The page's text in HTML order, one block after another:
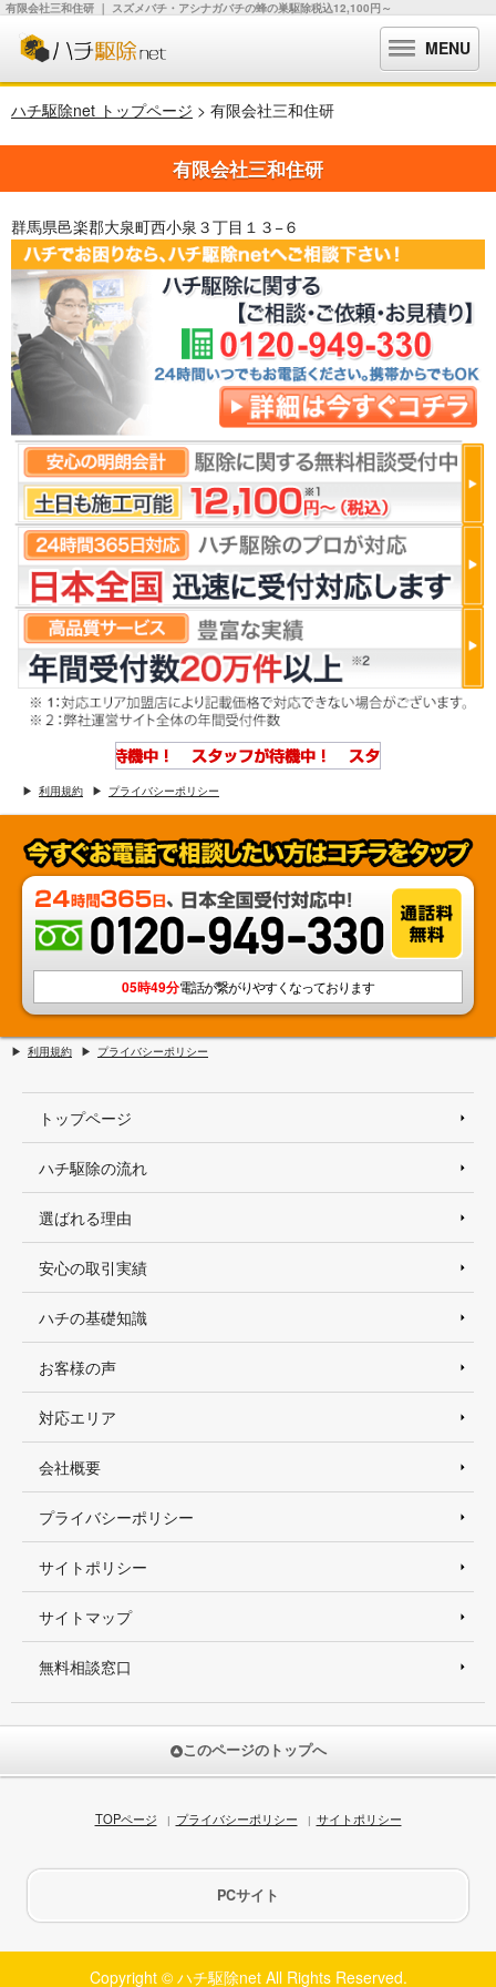
有限会社三和住研 ｜ スズメバチ・アシナガバチの蜂の巣駆除税込12,100円～
MENU
ハチ駆除net トップページ > 有限会社三和住研
有限会社三和住研
群馬県邑楽郡大泉町西小泉３丁目１３−６
利用規約 プライバシーポリシー
05時49分電話が繋がりやすくなっております
利用規約 プライバシーポリシー
トップページ
ハチ駆除の流れ
選ばれる理由
安心の取引実績
ハチの基礎知識
お客様の声
対応エリア
会社概要
プライバシーポリシー
サイトポリシー
サイトマップ
無料相談窓口
このページのトップへ
TOPページ プライバシーポリシー サイトポリシー
PCサイト
Copyright © ハチ駆除net All Rights Reserved.